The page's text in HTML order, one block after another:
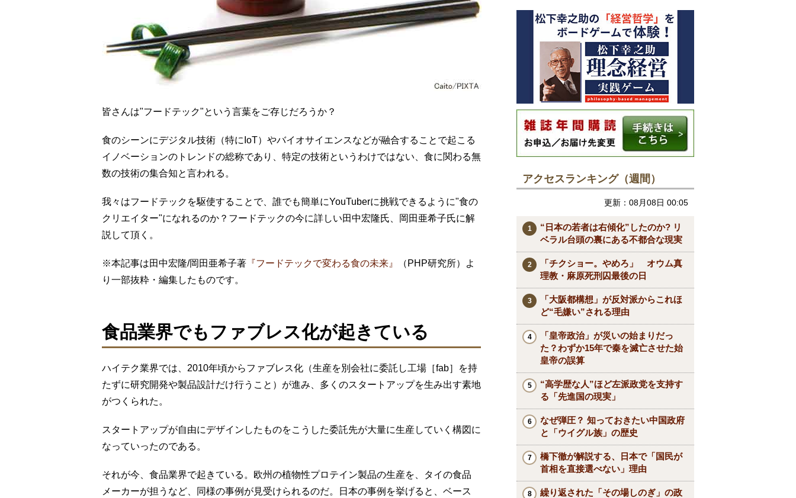
皆さんは"フードテック"という言葉をご存じだろうか？
食のシーンにデジタル技術（特にIoT）やバイオサイエンスなどが融合することで起こる
イノベーションのトレンドの総称であり、特定の技術というわけではない、食に関わる無
数の技術の集合知と言われる。
我々はフードテックを駆使することで、誰でも簡単にYouTuberに挑戦できるように"食の
クリエイター"になれるのか？フードテックの今に詳しい田中宏隆氏、岡田亜希子氏に解
説して頂く。
※本記事は田中宏隆/岡田亜希子著 『フードテックで変わる食の未来』
（PHP研究所）よ
り一部抜粋・編集したものです。
食品業界でもファブレス化が起きている
ハイテク業界では、2010年頃からファブレス化（生産を別会社に委託し工場［fab］を持
たずに研究開発や製品設計だけ行うこと）が進み、多くのスタートアップを生み出す素地
がつくられた。
スタートアップが自由にデザインしたものをこうした委託先が大量に生産していく構図に
なっていったのである。
それが今、食品業界で起きている。欧州の植物性プロテイン製品の生産を、タイの食品
メーカーが担うなど、同様の事例が見受けられるのだ。日本の事例を挙げると、ベース
アクセスランキング（週間）
更新：08月08日 00:05
“日本の若者は右傾化”したのか? リ
ベラル台頭の裏にある不都合な現実
「チクショー。やめろ」 オウム真
理教・麻原死刑囚最後の日
「大阪都構想」が反対派からこれほ
ど“毛嫌い”される理由
「皇帝政治」が災いの始まりだっ
た？わずか15年で秦を滅亡させた始
皇帝の誤算
“高学歴な人”ほど左派政党を支持す
る「先進国の現実」
なぜ弾圧？ 知っておきたい中国政府
と「ウイグル族」の歴史
橋下徹が解説する、日本で「国民が
首相を直接選べない」理由
繰り返された「その場しのぎ」の政